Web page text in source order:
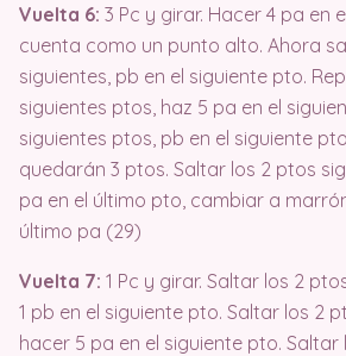
Vuelta 6: 3 Pc y girar. Hacer 4 pa en
cuenta como un punto alto. Ahora
siguientes, pb en el siguiente pto.
siguientes ptos, haz 5 pa en el
siguientes ptos, pb en el siguiente
quedarán 3 ptos. Saltar los 2 ptos
pa en el último pto, cambiar a
último pa (29)
Vuelta 7: 1 Pc y girar. Saltar los 2
1 pb en el siguiente pto. Saltar los 2
hacer 5 pa en el siguiente pto. Saltar